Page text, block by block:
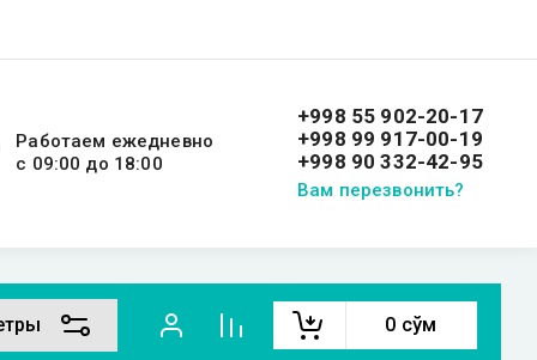
Работаем ежедневно
с 09:00 до 18:00
+998 55 902-20-17
+998 99 917-00-19
+998 90 332-42-95
Вам перезвонить?
0 сўм